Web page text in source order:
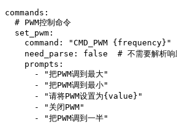
commands:
  # PWM控制命令
  set_pwm:
command: "CMD_PWM {frequency}"
need_parse: false  # 不需要解析响
    prompts:
      - "把PWM调到最大"
      - "把PWM调到最小"
      - "请将PWM设置为{value}"
      - "关闭PWM"